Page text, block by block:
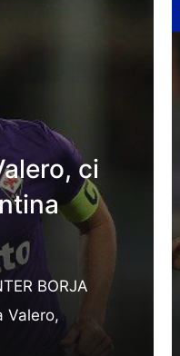
ci
BORJA
Valero,